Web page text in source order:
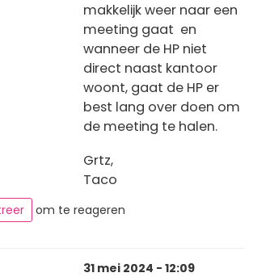
makkelijk weer naar een
meeting gaat en
wanneer de HP niet
direct naast kantoor
woont, gaat de HP er
best lang over doen om
de meeting te halen.
Grtz,
Taco
om te reageren
31 mei 2024 - 12:09